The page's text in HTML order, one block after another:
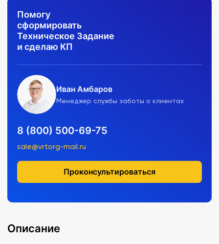
Помогу
сформировать
Техническое Задание
и сделаю КП
Иван Амбаров
Менеджер службы заботы о клиентах
8 (800) 500-69-75
sale@vrtorg-mail.ru
Проконсультироваться
Описание